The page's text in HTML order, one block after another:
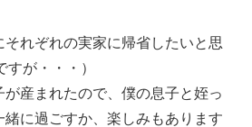
れぞれの実家に帰省したいと思
すが・・・）
産まれたので、僕の息子と姪っ
に過ごすか、楽しみもあります